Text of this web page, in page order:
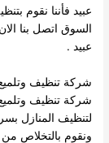
عبيد فأننا نقوم
السوق اتصل بنا
عبيد .
شركة تنظيف وتلميع
شركة تنظيف
لتنظيف المنازل
ونقوم بالتخلاص